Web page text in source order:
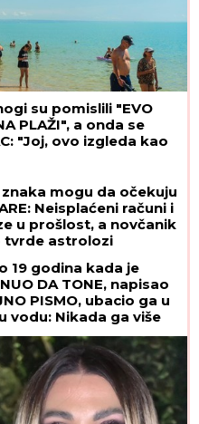
su pomislili "EVO
PLAŽI", a onda se
"Joj, ovo izgleda kao
znaka mogu da očekuju
Neisplaćeni računi i
u prošlost, a novčanik
tvrde astrolozi
19 godina kada je
DA TONE, napisao
PISMO, ubacio ga u
vodu: Nikada ga više
je njegova majka
- SRCE JOJ JE